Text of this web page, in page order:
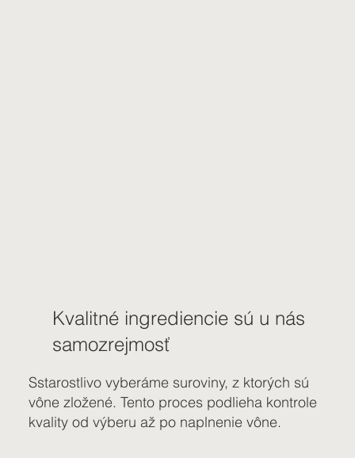
Kvalitné ingrediencie sú u nás
samozrejmosť
Sstarostlivo vyberáme suroviny, z ktorých sú
vône zložené. Tento proces podlieha kontrole
kvality od výberu až po naplnenie vône.